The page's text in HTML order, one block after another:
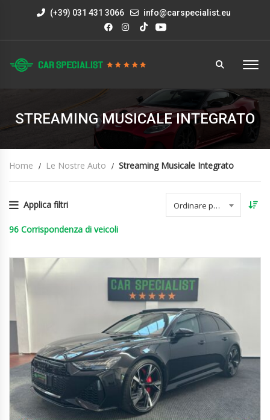
(+39) 031 431 3066 info@carspecialist.eu
STREAMING MUSICALE INTEGRATO
Home Le Nostre Auto Streaming Musicale Integrato
Applica filtri Ordinare per data
96 Corrispondenza di veicoli